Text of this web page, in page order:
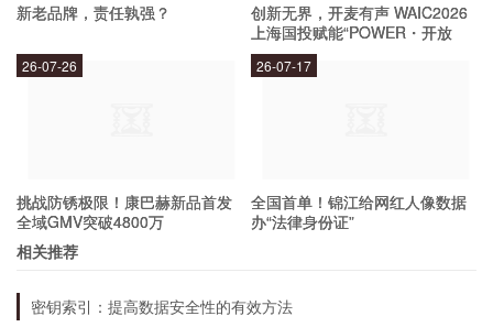
价格实惠：Z9 Mini的价格比较实惠，性价比非常高。
配置高端：虽然Z9 Mini的价格比较低，但它的配置却非常高
端，性能强劲。
解锁手机和支付。
小巧精致：Z9 Mini的机身尺寸比较小巧，携带非常方便，适
合出门携带。
有哪些需要注意的地方？
新老品牌，责任孰强？
创新无界，开麦有声 WAIC2026
上海国投赋能“POWER・开放
麦”专场成功举办
挑战防锈极限！康巴赫新品首发
全域GMV突破4800万
26-07-26
全国首单！锦江给网红人像数据
办“法律身份证”
26-07-17
相关推荐
密钥索引：提高数据安全性的有效方法